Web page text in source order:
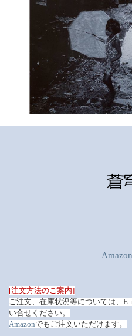
[注文方法のご案内]
ご注文、在庫状況等については、 E-
い合せください。
Amazonでもご注文いただけます。